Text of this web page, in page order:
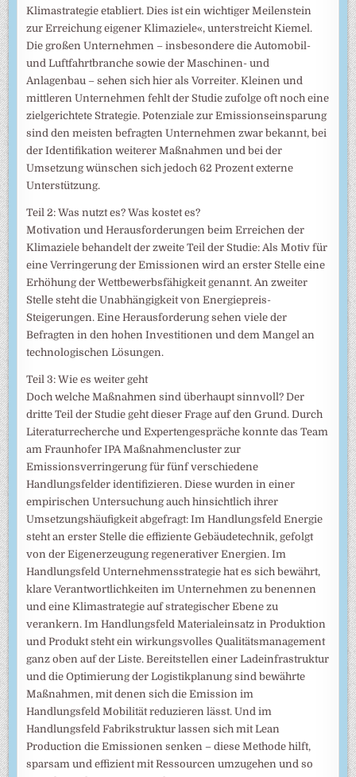
Klimastrategie etabliert. Dies ist ein wichtiger Meilenstein
zur Erreichung eigener Klimaziele«, unterstreicht Kiemel.
Die großen Unternehmen – insbesondere die Automobil-
und Luftfahrtbranche sowie der Maschinen- und
Anlagenbau – sehen sich hier als Vorreiter. Kleinen und
mittleren Unternehmen fehlt der Studie zufolge oft noch eine
zielgerichtete Strategie. Potenziale zur Emissionseinsparung
sind den meisten befragten Unternehmen zwar bekannt, bei
der Identifikation weiterer Maßnahmen und bei der
Umsetzung wünschen sich jedoch 62 Prozent externe
Unterstützung.
Teil 2: Was nutzt es? Was kostet es?
Motivation und Herausforderungen beim Erreichen der
Klimaziele behandelt der zweite Teil der Studie: Als Motiv für
eine Verringerung der Emissionen wird an erster Stelle eine
Erhöhung der Wettbewerbsfähigkeit genannt. An zweiter
Stelle steht die Unabhängigkeit von Energiepreis-
Steigerungen. Eine Herausforderung sehen viele der
Befragten in den hohen Investitionen und dem Mangel an
technologischen Lösungen.
Teil 3: Wie es weiter geht
Doch welche Maßnahmen sind überhaupt sinnvoll? Der
dritte Teil der Studie geht dieser Frage auf den Grund. Durch
Literaturrecherche und Expertengespräche konnte das Team
am Fraunhofer IPA Maßnahmencluster zur
Emissionsverringerung für fünf verschiedene
Handlungsfelder identifizieren. Diese wurden in einer
empirischen Untersuchung auch hinsichtlich ihrer
Umsetzungshäufigkeit abgefragt: Im Handlungsfeld Energie
steht an erster Stelle die effiziente Gebäudetechnik, gefolgt
von der Eigenerzeugung regenerativer Energien. Im
Handlungsfeld Unternehmensstrategie hat es sich bewährt,
klare Verantwortlichkeiten im Unternehmen zu benennen
und eine Klimastrategie auf strategischer Ebene zu
verankern. Im Handlungsfeld Materialeinsatz in Produktion
und Produkt steht ein wirkungsvolles Qualitätsmanagement
ganz oben auf der Liste. Bereitstellen einer Ladeinfrastruktur
und die Optimierung der Logistikplanung sind bewährte
Maßnahmen, mit denen sich die Emission im
Handlungsfeld Mobilität reduzieren lässt. Und im
Handlungsfeld Fabrikstruktur lassen sich mit Lean
Production die Emissionen senken – diese Methode hilft,
sparsam und effizient mit Ressourcen umzugehen und so